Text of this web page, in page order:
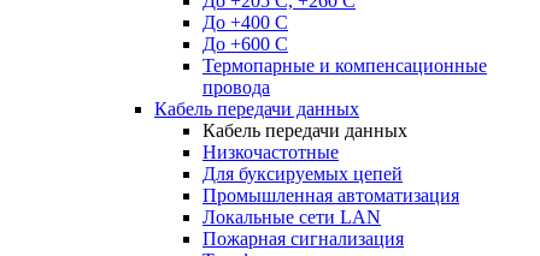
До +400 C
До +600 С
Термопарные и компенсационные
провода
Кабель передачи данных
Кабель передачи данных
Низкочастотные
Для буксируемых цепей
Промышленная автоматизация
Локальные сети LAN
Пожарная сигнализация